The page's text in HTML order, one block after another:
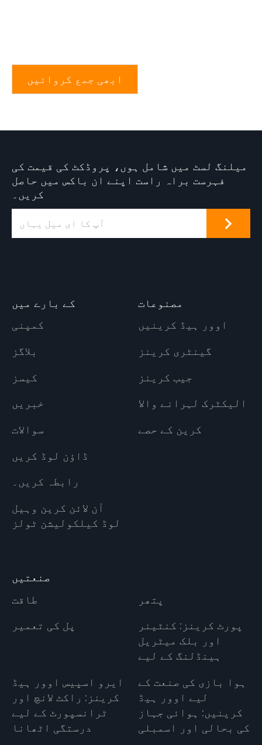
ابھی جمع کروائیں
میلنگ لسٹ میں شامل ہوں، پروڈکٹ کی قیمت کی
فہرست براہ راست اپنے ان باکس میں حاصل
کریں۔
کے بارے میں
کمپنی
بلاگز
کیسز
خبریں
سوالات
ڈاؤن لوڈ کریں
رابطہ کریں۔
آن لائن کرین وہیل
لوڈ کیلکولیشن ٹولز
مصنوعات
اوور ہیڈ کرینیں
گینٹری کرینز
جیب کرینز
الیکٹرک لہرانے والا
کرین کے حصے
صنعتیں
طاقت
پتھر
پل کی تعمیر
پورٹ کرینز: کنٹینر
اور بلک میٹریل
ہینڈلنگ کے لیے
ایرو اسپیس اوور ہیڈ
کرینز: راکٹ لانچ اور
ٹرانسپورٹ کے لیے
درستگی اٹھانا
ہوا بازی کی صنعت کے
لیے اوور ہیڈ
کرینیں: ہوائی جہاز
کی بحالی اور اسمبلی